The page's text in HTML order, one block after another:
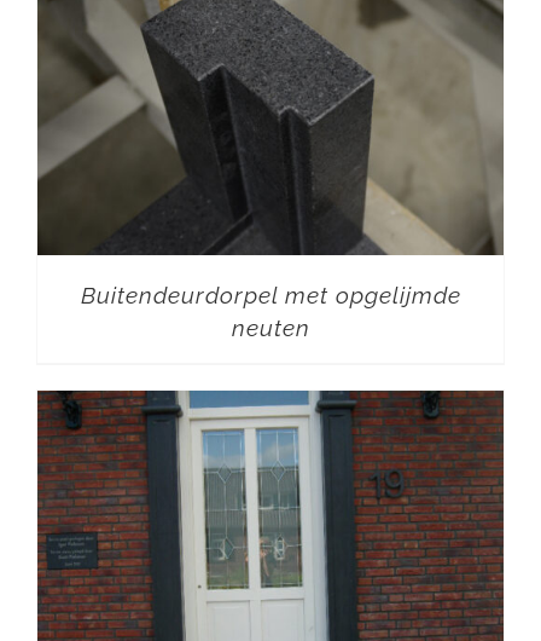
Buitendeurdorpel met opgelijmde
neuten